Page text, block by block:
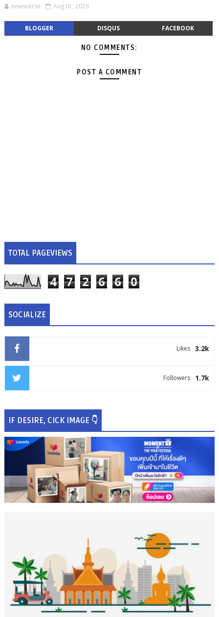
newsverse Aug 01, 2026
BLOGGER DISQUS FACEBOOK
NO COMMENTS:
POST A COMMENT
TOTAL PAGEVIEWS
4 7 2 6 6 0
SOCIALIZE
3.2k
Likes
1.7k
Followers
IF DESIRE, CICK IMAGE 👇